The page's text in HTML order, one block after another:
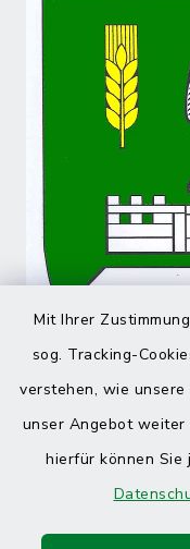
Mit Ihrer
sog. Tracking-
verstehen, wie
unser Angebot
hierfür können Sie